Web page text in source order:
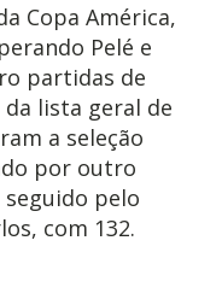
Copa América,
Pelé e
partidas de
lista geral de
a seleção
por outro
seguido pelo
com 132.